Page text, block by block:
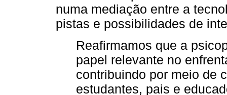
numa mediação entre a
pistas e possibilidades de
Reafirmamos que a
papel relevante no
contribuindo por meio de
estudantes, pais e